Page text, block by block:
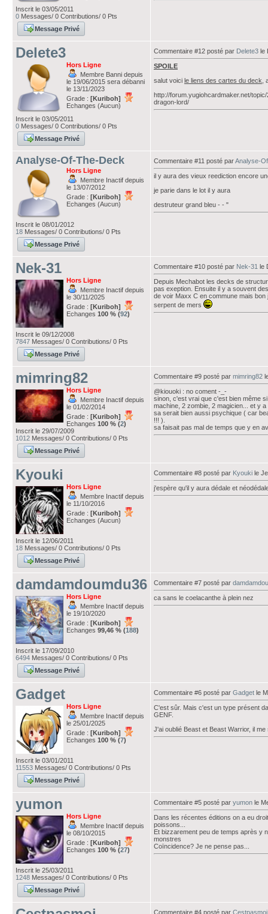
Inscrit le 03/05/2011
0 Messages/ 0 Contributions/ 0 Pts
Message Privé
Delete3
Hors Ligne
Membre Banni depuis
le 19/06/2015 sera débanni
le 13/11/2023
Grade : [Kuriboh]
Echanges (Aucun)
Inscrit le 03/05/2011
0 Messages/ 0 Contributions/ 0 Pts
Message Privé
Commentaire #12 posté par Delete3 le
SPOILE
salut voici le liens des cartes du deck
http://forum.yugiohcardmaker.net/
dragon-lord/
Analyse-Of-The-Deck
Hors Ligne
Membre Inactif depuis
le 13/07/2012
Grade : [Kuriboh]
Echanges (Aucun)
Inscrit le 08/01/2012
18 Messages/ 0 Contributions/ 0 Pts
Message Privé
Commentaire #11 posté parAnalyse-
il y aura des vieux reediction encore
je parie dans le lot il y aura
destruteur grand bleu - - "
Nek-31
Hors Ligne
Membre Inactif depuis
le 30/11/2025
Grade : [Kuriboh]
Echanges 100 % (92)
Inscrit le 09/12/2008
7847 Messages/ 0 Contributions/ 0 Pts
Message Privé
Commentaire #10 posté par Nek-31 le
Depuis Mechabot les decks de
pas exeption. Ensuite il y a souvent
de voir Maxx C en commune mais
serpent de mers
mimring82
Hors Ligne
Membre Inactif depuis
le 01/02/2014
Grade : [Kuriboh]
Echanges 100 % (2)
Inscrit le 29/07/2009
1012 Messages/ 0 Contributions/ 0 Pts
Message Privé
Commentaire #9 posté par mimring82
@kiouoki : no coment -_-
sinon, c'est vrai que c'est bien même
machine, 2 zombie, 2 magicien... et y
sa serait bien aussi psychique ( car
!!! ).
sa faisait pas mal de temps que y en
Kyouki
Hors Ligne
Membre Inactif depuis
le 11/10/2016
Grade : [Kuriboh]
Echanges (Aucun)
Inscrit le 12/06/2011
18 Messages/ 0 Contributions/ 0 Pts
Message Privé
Commentaire #8 posté par Kyouki le
j'espère qu'il y aura dédale et
damdamdoumdu36
Hors Ligne
Membre Inactif depuis
le 19/10/2020
Grade : [Kuriboh]
Echanges 99,46 % (188)
Inscrit le 17/09/2010
6494 Messages/ 0 Contributions/ 0 Pts
Message Privé
Commentaire #7 posté par
ca sans le coelacanthe à plein nez
Gadget
Hors Ligne
Membre Inactif depuis
le 25/01/2025
Grade : [Kuriboh]
Echanges 100 % (7)
Inscrit le 03/01/2011
11553 Messages/ 0 Contributions/ 0 Pts
Message Privé
Commentaire #6 posté par Gadget le
C'est sûr. Mais c'est un type présent
GENF.
J'ai oublié Beast et Beast Warrior, il me
yumon
Hors Ligne
Membre Inactif depuis
le 08/10/2015
Grade : [Kuriboh]
Echanges 100 % (27)
Inscrit le 25/03/2011
1248 Messages/ 0 Contributions/ 0 Pts
Message Privé
Commentaire #5 posté par yumon le
Dans les récentes éditions on a eu
poissons...
Et bizzarement peu de temps après y
monstres
Coïncidence? Je ne pense pas...
Commentaire #4 posté par Cestpasmoi